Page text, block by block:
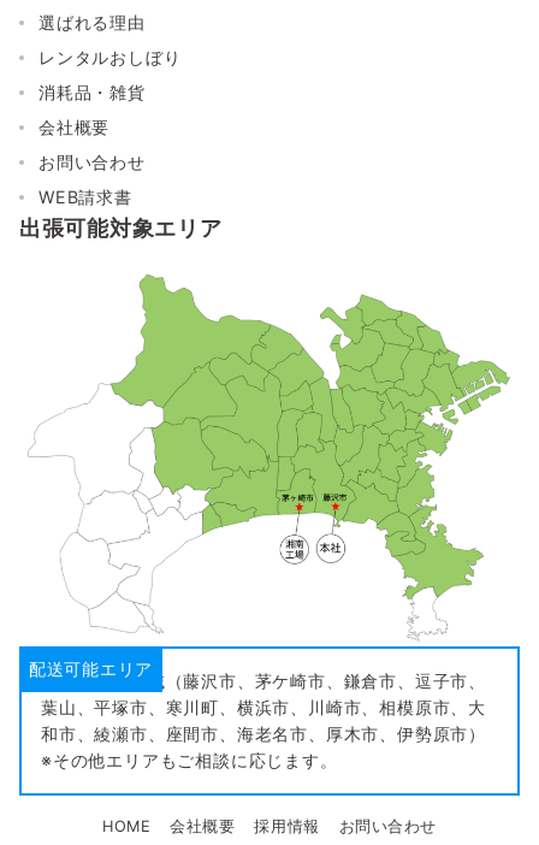
選ばれる理由
レンタルおしぼり
消耗品・雑貨
会社概要
お問い合わせ
WEB請求書
出張可能対象エリア
配送可能エリア
・神奈川県全域（藤沢市、茅ケ崎市、鎌倉市、逗子市、
葉山、平塚市、寒川町、横浜市、川崎市、相模原市、大
和市、綾瀬市、座間市、海老名市、厚木市、伊勢原市）
※その他エリアもご相談に応じます。
HOME 会社概要 採用情報 お問い合わせ